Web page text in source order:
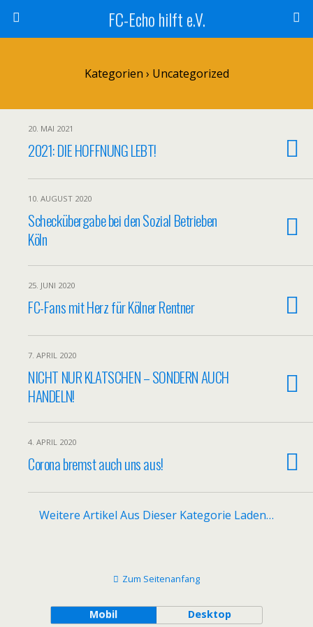
FC-Echo hilft e.V.
Kategorien › Uncategorized
20. MAI 2021
2021: DIE HOFFNUNG LEBT!
10. AUGUST 2020
Scheckübergabe bei den Sozial Betrieben
Köln
25. JUNI 2020
FC-Fans mit Herz für Kölner Rentner
7. APRIL 2020
NICHT NUR KLATSCHEN – SONDERN AUCH
HANDELN!
4. APRIL 2020
Corona bremst auch uns aus!
Weitere Artikel Aus Dieser Kategorie Laden…
Zum Seitenanfang
Mobil Desktop